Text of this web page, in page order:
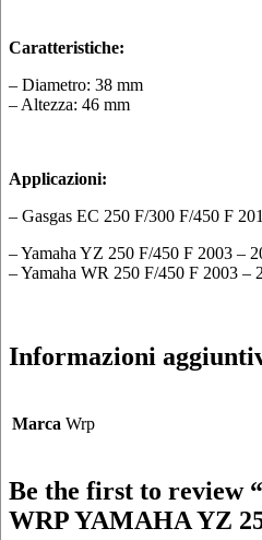
Caratteristiche:
– Diametro: 38 mm
– Altezza: 46 mm
Applicazioni:
– Gasgas EC 250 F/300 F/450 F
– Yamaha YZ 250 F/450 F 2003 –
– Yamaha WR 250 F/450 F 2003 –
Informazioni
Marca Wrp
Be the first to review
WRP YAMAHA YZ